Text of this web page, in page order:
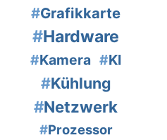
#Grafikkarte
#Hardware
#Kamera #KI
#Kühlung
#Netzwerk
#Prozessor